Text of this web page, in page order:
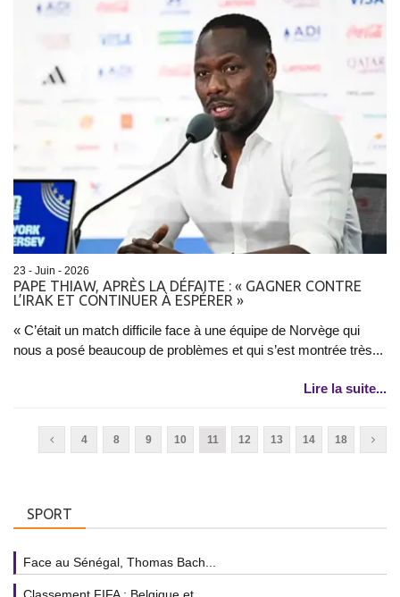
23 - Juin - 2026
PAPE THIAW, APRÈS LA DÉFAITE : « GAGNER CONTRE
L’IRAK ET CONTINUER À ESPÉRER »
« C’était un match difficile face à une équipe de Norvège qui
nous a posé beaucoup de problèmes et qui s’est montrée très...
Lire la suite...
4 8 9 10 11 12 13 14 18
SPORT
Face au Sénégal, Thomas Bach...